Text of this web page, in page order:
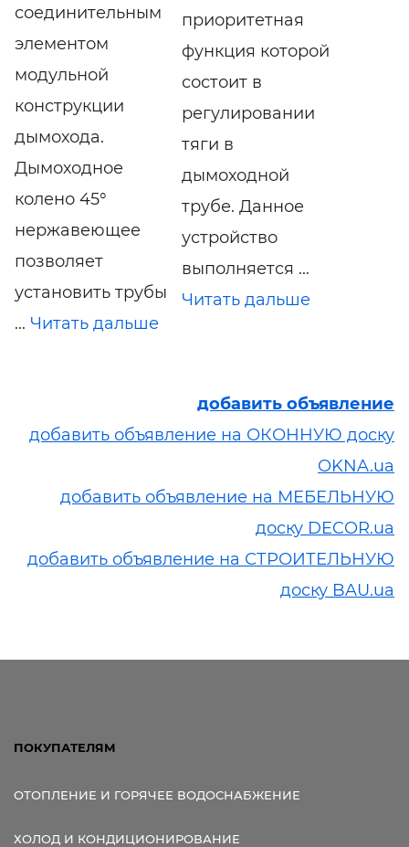
соединительным
элементом
модульной
конструкции
дымохода.
Дымоходное
колено 45°
нержавеющее
позволяет
установить трубы
... Читать дальше
приоритетная
функция которой
состоит в
регулировании
тяги в
дымоходной
трубе. Данное
устройство
выполняется ...
Читать дальше
добавить объявление
добавить объявление на ОКОННУЮ доску
OKNA.ua
добавить объявление на МЕБЕЛЬНУЮ
доску DECOR.ua
добавить объявление на СТРОИТЕЛЬНУЮ
доску BAU.ua
ПОКУПАТЕЛЯМ
ОТОПЛЕНИЕ И ГОРЯЧЕЕ ВОДОСНАБЖЕНИЕ
ХОЛОД И КОНДИЦИОНИРОВАНИЕ